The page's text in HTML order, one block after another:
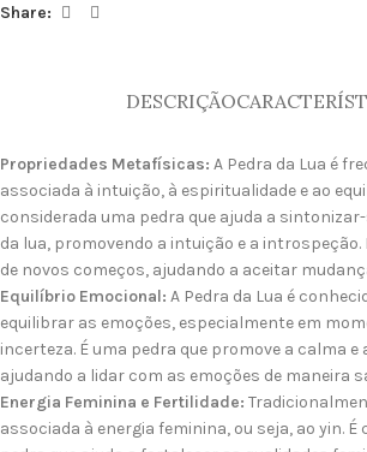
Share:
DESCRIÇÃO
Propriedades Metafísicas: A Pedra da Lua é
associada à intuição, à espiritualidade e ao
considerada uma pedra que ajuda a
da lua, promovendo a intuição e a
de novos começos, ajudando a aceitar
Equilíbrio Emocional: A Pedra da Lua é
equilibrar as emoções, especialmente em
incerteza. É uma pedra que promove a calma e
ajudando a lidar com as emoções de maneira
Energia Feminina e Fertilidade:
associada à energia feminina, ou seja, ao yin. É